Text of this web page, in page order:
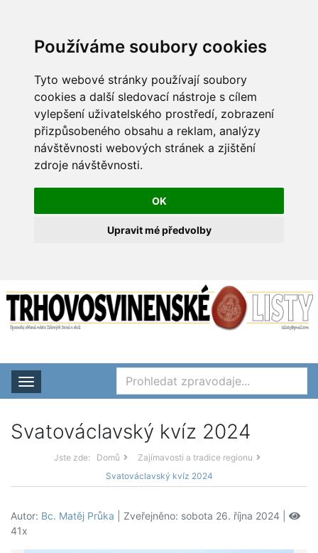
Používáme soubory cookies
Tyto webové stránky používají soubory
cookies a další sledovací nástroje s cílem
vylepšení uživatelského prostředí, zobrazení
přizpůsobeného obsahu a reklam, analýzy
návštěvnosti webových stránek a zjištění
zdroje návštěvnosti.
OK
Upravit mé předvolby
Rozbalit nabídku
Svatováclavský kvíz 2024
Jste zde: Domů
Zajímavosti a tradice regionu
Svatováclavský kvíz 2024
Autor: Bc. Matěj Průka | Zveřejněno: sobota 26. října 2024 |
41x